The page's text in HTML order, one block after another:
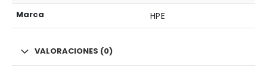
Marca HPE
VALORACIONES (0)